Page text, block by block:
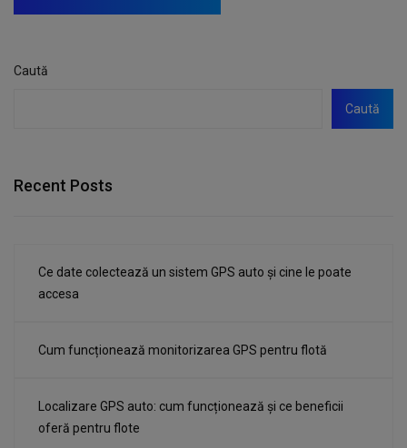
Caută
Caută
Recent Posts
Ce date colectează un sistem GPS auto și cine le poate
accesa
Cum funcționează monitorizarea GPS pentru flotă
Localizare GPS auto: cum funcționează și ce beneficii
oferă pentru flote